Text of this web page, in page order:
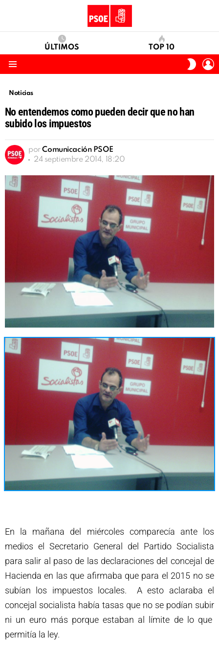
ÚLTIMOS TOP 10
SKIN
Noticias
No entendemos como pueden decir que no han
subido los impuestos
por Comunicación PSOE
24 septiembre 2014, 18:20
En la mañana del miércoles comparecía ante los
medios el Secretario General del Partido Socialista
para salir al paso de las declaraciones del concejal de
Hacienda en las que afirmaba que para el 2015 no se
subían los impuestos locales. A esto aclaraba el
concejal socialista había tasas que no se podían subir
ni un euro más porque estaban al límite de lo que
permitía la ley.